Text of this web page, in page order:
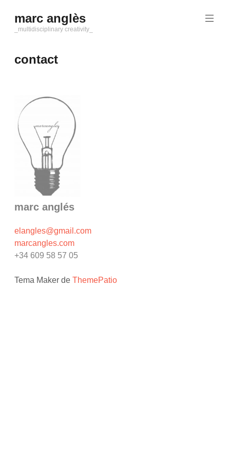
al
contenido
marc anglès
_multidisciplinary creativity_
contact
marc anglés
elangles@gmail.com
marcangles.com
+34 609 58 57 05
Tema Maker deThemePatio